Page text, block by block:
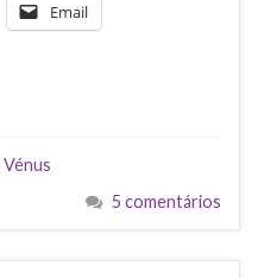
Email
Vénus
5 comentários